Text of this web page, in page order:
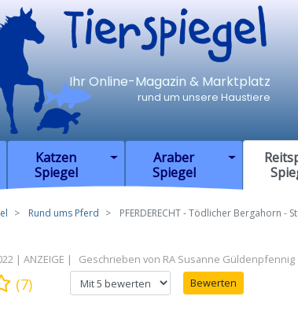
TierSpiegel
Ihr Online-Magazin & Marktplatz
rund um unsere Haustiere
Katzen
Spiegel
Araber
Spiegel
Rund ums Pferd PFERDERECHT - Tödlicher Bergahorn -
Geschrieben von RA Susanne Güldenpfennig
5 (7)Bitte bewerten